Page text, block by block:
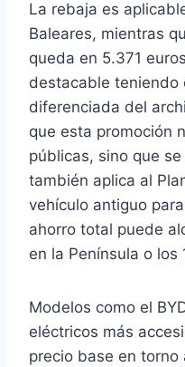
La rebaja es
Baleares, mientras
queda en 5.371
destacable teniendo
diferenciada del
que esta promoción
públicas, sino que
también aplica al
vehículo antiguo
ahorro total puede
en la Península o los
Modelos como el
eléctricos más
precio base en